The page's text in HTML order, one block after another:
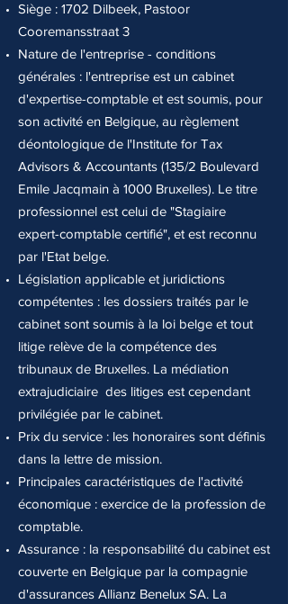
Siège : 1702 Dilbeek, Pastoor
Cooremansstraat 3
Nature de l'entreprise - conditions
générales : l'entreprise est un cabinet
d'expertise-comptable et est soumis, pour
son activité en Belgique, au règlement
déontologique de l'Institute for Tax
Advisors & Accountants (135/2 Boulevard
Emile Jacqmain à 1000 Bruxelles). Le titre
professionnel est celui de "Stagiaire
expert-comptable certifié", et est reconnu
par l'Etat belge.
Législation applicable et juridictions
compétentes : les dossiers traités par le
cabinet sont soumis à la loi belge et tout
litige relève de la compétence des
tribunaux de Bruxelles. La médiation
extrajudiciaire des litiges est cependant
privilégiée par le cabinet.
Prix du service : les honoraires sont définis
dans la lettre de mission.
Principales caractéristiques de l'activité
économique : exercice de la profession de
comptable.
Assurance : la responsabilité du cabinet est
couverte en Belgique par la compagnie
d'assurances Allianz Benelux SA. La